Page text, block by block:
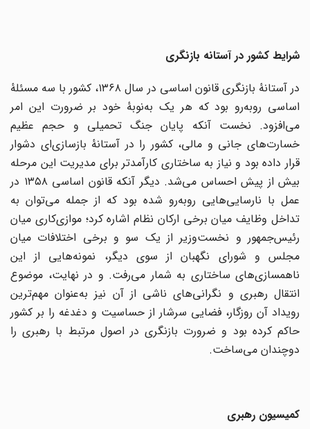
شرایط کشور در آستانه بازنگری
در آستانهٔ بازنگری قانون اساسی در سال ۱۳۶۸، کشور با سه مسئلهٔ
اساسی روبه‌رو بود که هر یک به‌نوبهٔ خود بر ضرورت این امر
می‌افزود. نخست آنکه پایان جنگ تحمیلی و حجم عظیم
خسارت‌های جانی و مالی، کشور را در آستانهٔ بازسازی‌ای دشوار
قرار داده بود و نیاز به ساختاری کارآمدتر برای مدیریت این مرحله
بیش از پیش احساس می‌شد. دیگر آنکه قانون اساسی ۱۳۵۸ در
عمل با نارسایی‌هایی روبه‌رو شده بود که از جمله می‌توان به
تداخل وظایف میان برخی ارکان نظام اشاره کرد؛ موازی‌کاری میان
رئیس‌جمهور و نخست‌وزیر از یک سو و برخی اختلافات میان
مجلس و شورای نگهبان از سوی دیگر، نمونه‌هایی از این
ناهمسازی‌های ساختاری به شمار می‌رفت. و در نهایت، موضوع
انتقال رهبری و نگرانی‌های ناشی از آن نیز به‌عنوان مهم‌ترین
رویداد آن روزگار، فضایی سرشار از حساسیت و دغدغه را بر کشور
حاکم کرده بود و ضرورت بازنگری در اصول مرتبط با رهبری را
دوچندان می‌ساخت.
کمیسیون رهبری